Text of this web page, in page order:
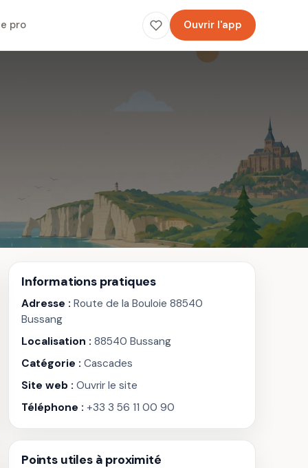
pro Ouvrir l'app
Informations pratiques
Adresse : Route de la Bouloie 88540
Bussang
Localisation : 88540 Bussang
Catégorie : Cascades
Site web : Ouvrir le site
Téléphone : +33 3 56 11 00 90
Points utiles à proximité